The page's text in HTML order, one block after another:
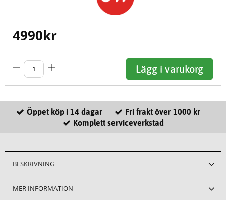
4990kr
Lägg i varukorg
Öppet köp i 14 dagar
Fri frakt över 1000 kr
Komplett serviceverkstad
BESKRIVNING
MER INFORMATION